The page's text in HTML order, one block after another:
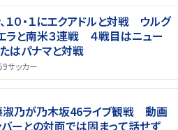
１０・１にエクアドルと対戦 ウルグ
ラと南米３連戦 ４戦目はニュー
はパナマと対戦
サッカー
淑乃が乃木坂46ライブ観戦 動画
ーとの対面では固まって話せず